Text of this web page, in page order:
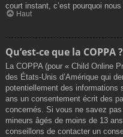
court instant, c’est pourquoi
Haut
Qu’est-ce que la COPPA ?
La COPPA (pour « Child Online
des États-Unis d’Amérique qui
potentiellement des informations
ans un consentement écrit des
concernés. Si vous ne savez
mineurs âgés de moins de 13
conseillons de contacter un